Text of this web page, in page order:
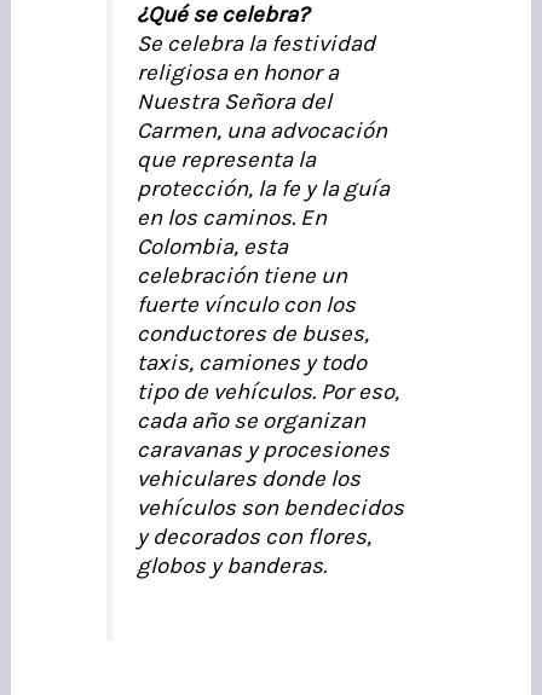
¿Qué se celebra?
Se celebra la festividad
religiosa en honor a
Nuestra Señora del
Carmen, una advocación
que representa la
protección, la fe y la guía
en los caminos. En
Colombia, esta
celebración tiene un
fuerte vínculo con los
conductores de buses,
taxis, camiones y todo
tipo de vehículos. Por eso,
cada año se organizan
caravanas y procesiones
vehiculares donde los
vehículos son bendecidos
y decorados con flores,
globos y banderas.